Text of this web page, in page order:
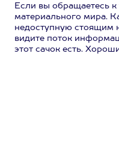
Если вы обращаетесь
материального мира.
недоступную стоящим
видите поток
этот сачок есть.